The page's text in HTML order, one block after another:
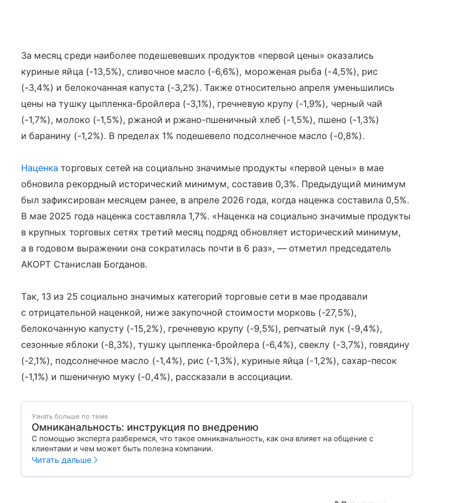
За месяц среди наиболее подешевевших продуктов «первой цены» оказались
куриные яйца (-13,5%), сливочное масло (-6,6%), мороженая рыба (-4,5%), рис
(-3,4%) и белокочанная капуста (-3,2%). Также относительно апреля уменьшились
цены на тушку цыпленка-бройлера (-3,1%), гречневую крупу (-1,9%), черный чай
(-1,7%), молоко (-1,5%), ржаной и ржано-пшеничный хлеб (-1,5%), пшено (-1,3%)
и баранину (-1,2%). В пределах 1% подешевело подсолнечное масло (-0,8%).
Наценка торговых сетей на социально значимые продукты «первой цены» в мае
обновила рекордный исторический минимум, составив 0,3%. Предыдущий минимум
был зафиксирован месяцем ранее, в апреле 2026 года, когда наценка составила 0,5%.
В мае 2025 года наценка составляла 1,7%. «Наценка на социально значимые продукты
в крупных торговых сетях третий месяц подряд обновляет исторический минимум,
а в годовом выражении она сократилась почти в 6 раз», — отметил председатель
АКОРТ Станислав Богданов.
Так, 13 из 25 социально значимых категорий торговые сети в мае продавали
с отрицательной наценкой, ниже закупочной стоимости морковь (-27,5%),
белокочанную капусту (-15,2%), гречневую крупу (-9,5%), репчатый лук (-9,4%),
сезонные яблоки (-8,3%), тушку цыпленка-бройлера (-6,4%), свеклу (-3,7%), говядину
(-2,1%), подсолнечное масло (-1,4%), рис (-1,3%), куриные яйца (-1,2%), сахар-песок
(-1,1%) и пшеничную муку (-0,4%), рассказали в ассоциации.
Узнать больше по теме
Омниканальность: инструкция по внедрению
С помощью эксперта разберемся, что такое омниканальность, как она влияет на общение с
клиентами и чем может быть полезна компании.
Читать дальше